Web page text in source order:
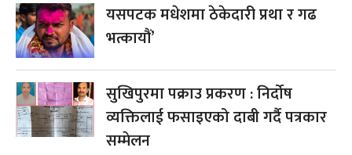
यसपटक मधेशमा ठेकेदारी प्रथा र गढ
भत्कायौं’
सुखिपुरमा पक्राउ प्रकरण : निर्दोष
व्यक्तिलाई फसाइएको दाबी गर्दै पत्रकार
सम्मेलन